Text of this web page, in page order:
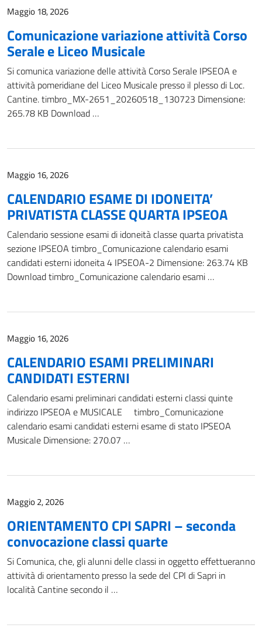
Maggio 18, 2026
Comunicazione variazione attività Corso
Serale e Liceo Musicale
Si comunica variazione delle attività Corso Serale IPSEOA e
attività pomeridiane del Liceo Musicale presso il plesso di Loc.
Cantine. timbro_MX-2651_20260518_130723 Dimensione:
265.78 KB Download …
Maggio 16, 2026
CALENDARIO ESAME DI IDONEITA’
PRIVATISTA CLASSE QUARTA IPSEOA
Calendario sessione esami di idoneità classe quarta privatista
sezione IPSEOA timbro_Comunicazione calendario esami
candidati esterni idoneita 4 IPSEOA-2 Dimensione: 263.74 KB
Download timbro_Comunicazione calendario esami …
Maggio 16, 2026
CALENDARIO ESAMI PRELIMINARI
CANDIDATI ESTERNI
Calendario esami preliminari candidati esterni classi quinte
indirizzo IPSEOA e MUSICALE timbro_Comunicazione
calendario esami candidati esterni esame di stato IPSEOA
Musicale Dimensione: 270.07 …
Maggio 2, 2026
ORIENTAMENTO CPI SAPRI – seconda
convocazione classi quarte
Si Comunica, che, gli alunni delle classi in oggetto effettueranno
attività di orientamento presso la sede del CPI di Sapri in
località Cantine secondo il …